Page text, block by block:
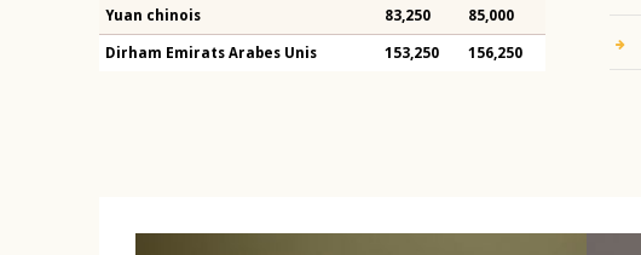
Yuan chinois 83,250 85,000
Dirham Emirats Arabes Unis 153,250 156,250